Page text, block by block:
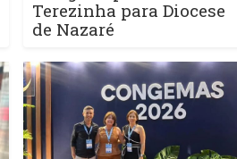
Terezinha para Diocese
de Nazaré